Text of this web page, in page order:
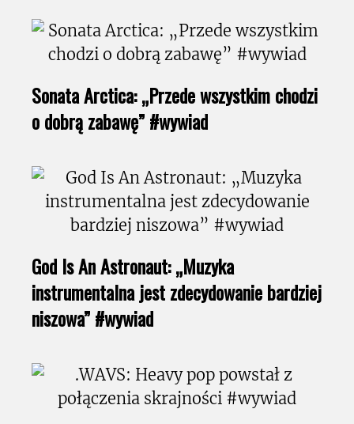
Sonata Arctica: „Przede wszystkim chodzi
o dobrą zabawę” #wywiad
God Is An Astronaut: „Muzyka
instrumentalna jest zdecydowanie bardziej
niszowa” #wywiad